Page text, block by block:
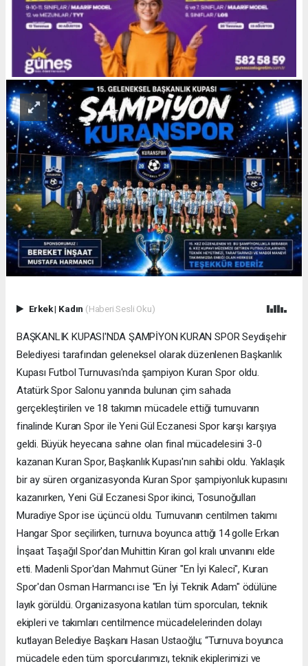
Erkek| Kadın (Haberi Sesli Oku)
BAŞKANLIK KUPASI'NDA ŞAMPİYON KURAN SPOR Seydişehir
Belediyesi tarafından geleneksel olarak düzenlenen Başkanlık
Kupası Futbol Turnuvası'nda şampiyon Kuran Spor oldu.
Atatürk Spor Salonu yanında bulunan çim sahada
gerçekleştirilen ve 18 takımın mücadele ettiği turnuvanın
finalinde Kuran Spor ile Yeni Gül Eczanesi Spor karşı karşıya
geldi. Büyük heyecana sahne olan final mücadelesini 3-0
kazanan Kuran Spor, Başkanlık Kupası'nın sahibi oldu. Yaklaşık
bir ay süren organizasyonda Kuran Spor şampiyonluk kupasını
kazanırken, Yeni Gül Eczanesi Spor ikinci, Tosunoğulları
Muradiye Spor ise üçüncü oldu. Turnuvanın centilmen takımı
Hangar Spor seçilirken, turnuva boyunca attığı 14 golle Erkan
İnşaat Taşağıl Spor'dan Muhittin Kıran gol kralı unvanını elde
etti. Madenli Spor'dan Mahmut Güner "En İyi Kaleci", Kuran
Spor'dan Osman Harmancı ise "En İyi Teknik Adam" ödülüne
layık görüldü. Organizasyona katılan tüm sporcuları, teknik
ekipleri ve takımları centilmence mücadelelerinden dolayı
kutlayan Belediye Başkanı Hasan Ustaoğlu; “Turnuva boyunca
mücadele eden tüm sporcularımızı, teknik ekiplerimizi ve